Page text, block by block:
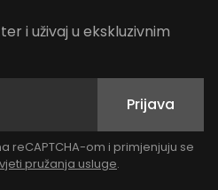
i uživaj u ekskluzivnim
Prijava
reCAPTCHA-om i primjenjuju se
pružanja usluge.